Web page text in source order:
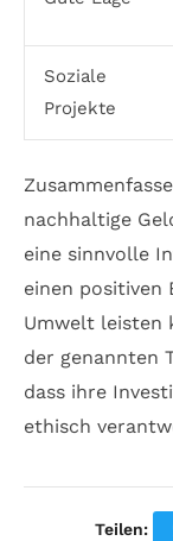
Soziale
Projekte
nachhaltige
eine sinnvolle
einen positiven
Umwelt leisten
der genannten
dass ihre
ethisch
Teilen: